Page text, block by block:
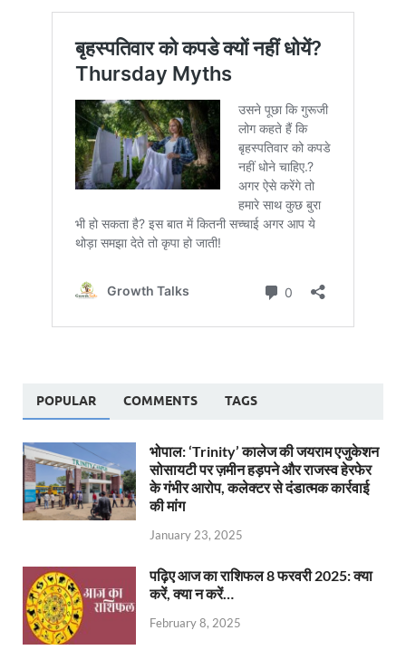
POPULAR COMMENTS TAGS
भोपाल: ‘Trinity’ कालेज की जयराम एजुकेशन
सोसायटी पर ज़मीन हड़पने और राजस्व हेरफेर
के गंभीर आरोप, कलेक्टर से दंडात्मक कार्रवाई
की मांग
January 23, 2025
पढ़िए आज का राशिफल 8 फरवरी 2025: क्या
करें, क्या न करें…
February 8, 2025